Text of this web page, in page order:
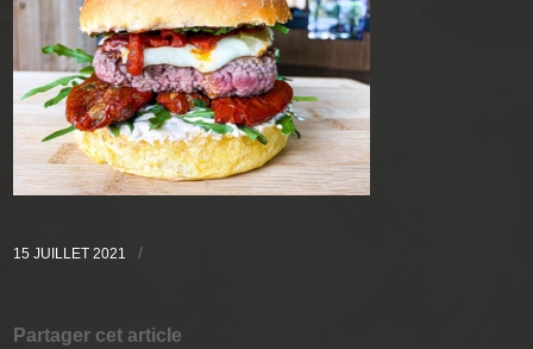
15 JUILLET 2021 /
Partager cet article